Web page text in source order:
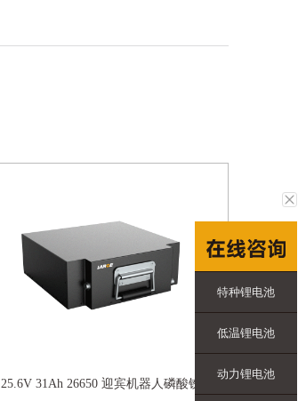
25.6V 31Ah 26650 迎宾机器人磷酸铁
特种锂电池
低温锂电池
动力锂电池